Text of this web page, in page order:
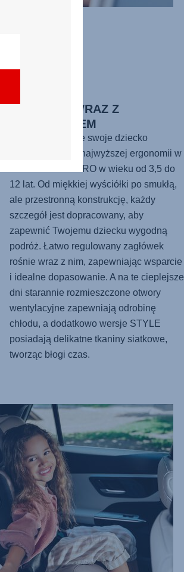
KOMFORT WRAZ Z
DORASTANIEM
Wyobraźcie sobie swoje dziecko
doświadczające najwyższej ergonomii w
KIDFIX PRO w wieku od 3,5 do
12 lat. Od miękkiej wyściółki po smukłą,
ale przestronną konstrukcję, każdy
szczegół jest dopracowany, aby
zapewnić Twojemu dziecku wygodną
podróż. Łatwo regulowany zagłówek
rośnie wraz z nim, zapewniając wsparcie
i idealne dopasowanie. A na te cieplejsze
dni starannie rozmieszczone otwory
wentylacyjne zapewniają odrobinę
chłodu, a dodatkowo wersje STYLE
posiadają delikatne tkaniny siatkowe,
tworząc błogi czas.